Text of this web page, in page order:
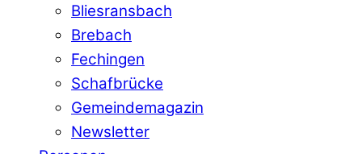
Bliesransbach
Brebach
Fechingen
Schafbrücke
Gemeindemagazin
Newsletter